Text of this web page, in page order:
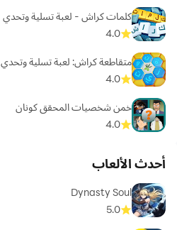
كلمات كراش - لعبة تسلية وتحدي
4.0
متقاطعة كراش: لعبة تسلية وتحدي
4.0
خمن شخصيات المحقق كونان
4.0
أحدث الألعاب
Dynasty Soul
5.0